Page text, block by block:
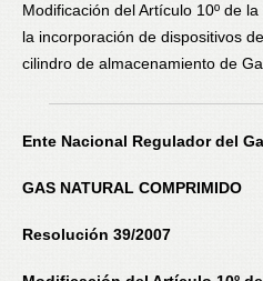
Modificación del Artículo 10º de
la incorporación de dispositivos
cilindro de almacenamiento de
Ente Nacional Regulador del
GAS NATURAL COMPRIMIDO
Resolución 39/2007